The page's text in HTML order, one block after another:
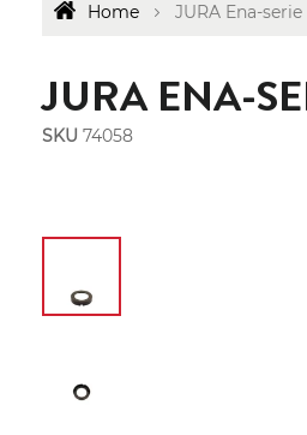
Home JURA Ena-
JURA ENA-
SKU 74058